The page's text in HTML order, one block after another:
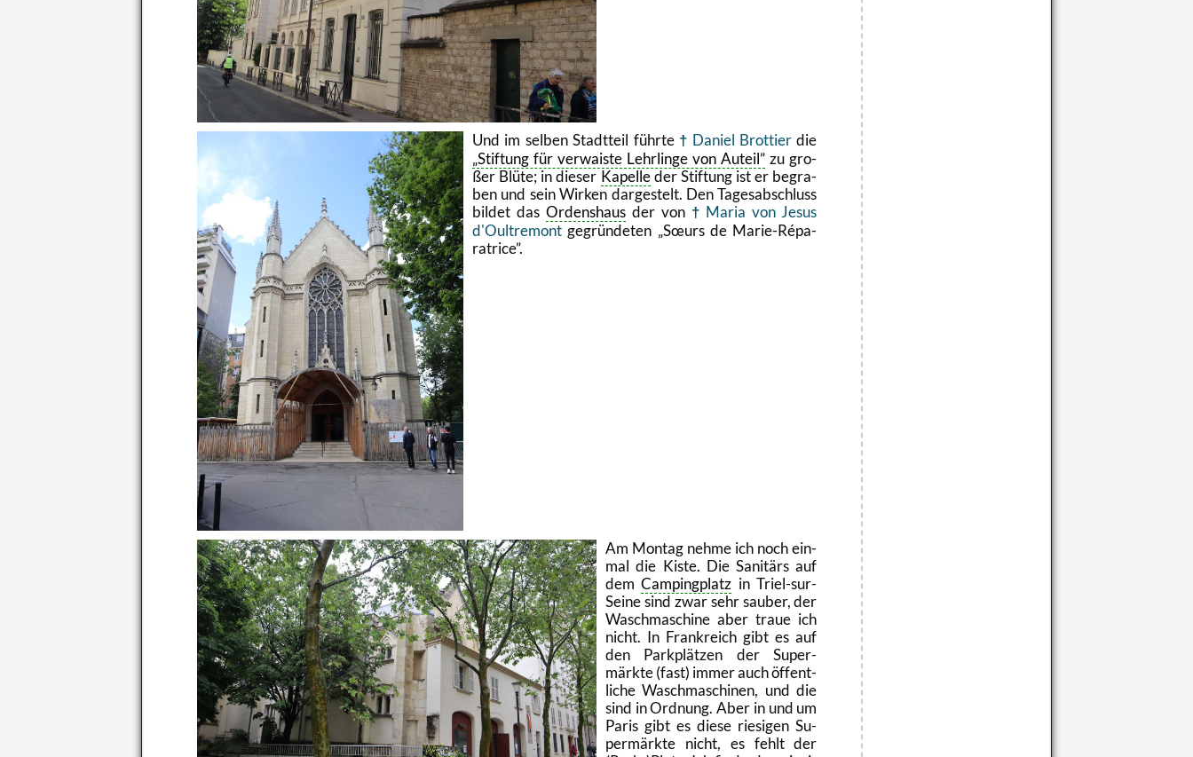
Und im sel­ben Stadt­teil führ­te Da­ni­el Brot­tier die
Stif­tung für ver­wais­te Lehr­lin­ge von Au­teil zu gro­
ßer Blüte; in die­ser Ka­pel­leder Stif­tung ist er be­gra­
ben und sein Wir­ken dar­ge­s­telt. Den Ta­ges­ab­schluss
bil­det das Or­dens­hausder von
Maria von Jesus
d'Oul­tre­mont ge­grün­de­ten
Sœurs de Ma­rie-Ré­pa­
ratri­ce.
Am Mon­tag nehme ich noch ein­
mal die Kiste. Die Sa­ni­tärs auf
demCam­ping­platz in Tri­el-sur-
Sei­ne sind zwar sehr sau­ber, der
Wasch­ma­schi­ne aber traue ich
nicht. In Frank­reich gibt es auf
den Park­plät­zen der Su­per­
märk­te (fast) immer auch öf­fent­
li­che Wasch­ma­schi­nen, und die
sind in Ord­nung. Aber in und um
Paris gibt es diese rie­si­gen Su­
per­märk­te nicht, es fehlt der